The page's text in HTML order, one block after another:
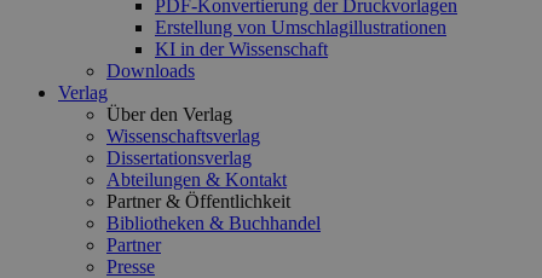
PDF-Konvertierung der Druckvorlagen
Erstellung von Umschlagillustrationen
KI in der Wissenschaft
Downloads
Verlag
Über den Verlag
Wissenschaftsverlag
Dissertationsverlag
Abteilungen & Kontakt
Partner & Öffentlichkeit
Bibliotheken & Buchhandel
Partner
Presse